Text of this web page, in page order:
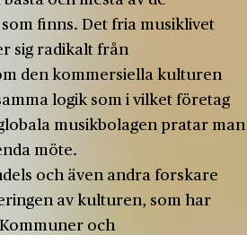
finns. Det fria musiklivet
sig radikalt från
den kommersiella kulturen
logik som i vilket företag
musikbolagen pratar man
möte.
och även andra forskare
av kulturen, som har
och